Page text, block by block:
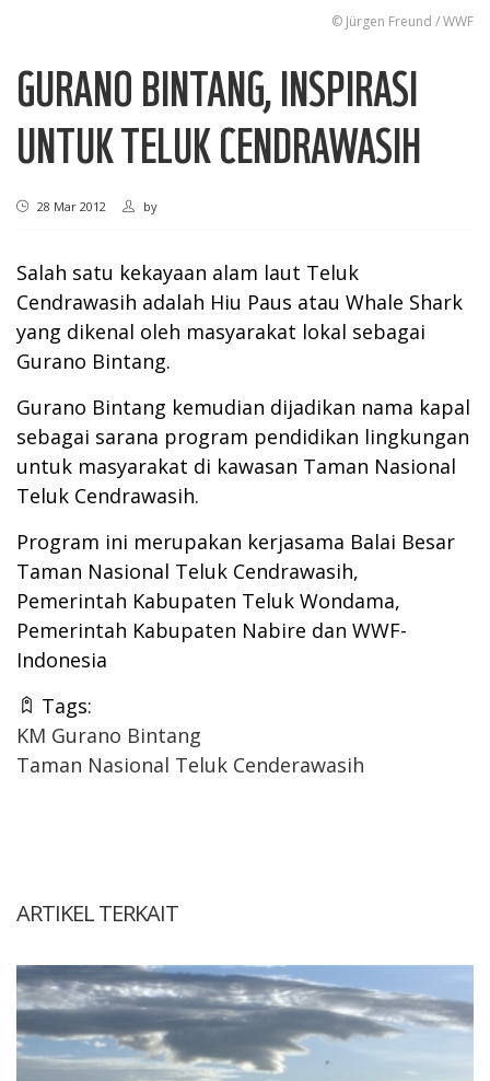
© Jürgen Freund / WWF
GURANO BINTANG, INSPIRASI
UNTUK TELUK CENDRAWASIH
28 Mar 2012 by
Salah satu kekayaan alam laut Teluk
Cendrawasih adalah Hiu Paus atau Whale Shark
yang dikenal oleh masyarakat lokal sebagai
Gurano Bintang.
Gurano Bintang kemudian dijadikan nama kapal
sebagai sarana program pendidikan lingkungan
untuk masyarakat di kawasan Taman Nasional
Teluk Cendrawasih.
Program ini merupakan kerjasama Balai Besar
Taman Nasional Teluk Cendrawasih,
Pemerintah Kabupaten Teluk Wondama,
Pemerintah Kabupaten Nabire dan WWF-
Indonesia
Tags:
KM Gurano Bintang
Taman Nasional Teluk Cenderawasih
ARTIKEL TERKAIT